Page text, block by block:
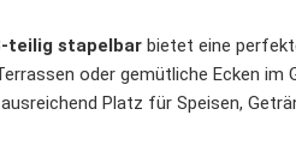
teilig stapelbar bietet eine
oder gemütliche Ecken im
Platz für Speisen,